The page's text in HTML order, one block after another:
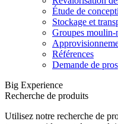
Étude de
Stockage et
Groupes moulin-
Références
Demande de
Big Experience
Recherche de produits
Utilisez notre recherche de